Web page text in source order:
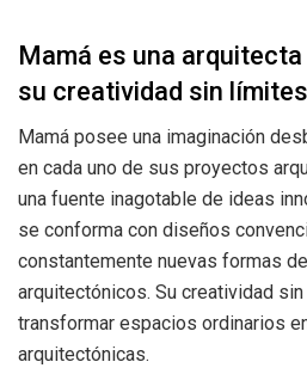
Mamá es una
su creatividad sin límites
Mamá posee una imaginación
en cada uno de sus proyectos
una fuente inagotable de ideas
se conforma con diseños
constantemente nuevas formas
arquitectónicos. Su creatividad
transformar espacios ordinarios
arquitectónicas.